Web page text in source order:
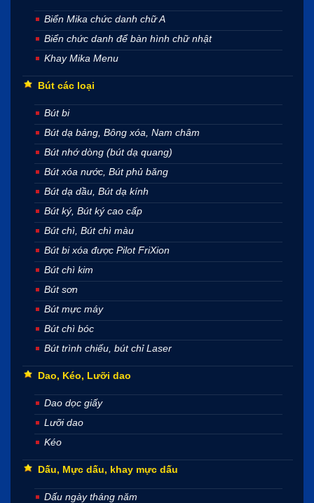
Biển Mika chức danh chữ A
Biển chức danh để bàn hình chữ nhật
Khay Mika Menu
Bút các loại
Bút bi
Bút dạ bảng, Bông xóa, Nam châm
Bút nhớ dòng (bút dạ quang)
Bút xóa nước, Bút phủ băng
Bút dạ dầu, Bút dạ kính
Bút ký, Bút ký cao cấp
Bút chì, Bút chì màu
Bút bi xóa được Pilot FriXion
Bút chì kim
Bút sơn
Bút mực máy
Bút chì bóc
Bút trình chiếu, bút chỉ Laser
Dao, Kéo, Lưỡi dao
Dao dọc giấy
Lưỡi dao
Kéo
Dấu, Mực dấu, khay mực dấu
Dấu ngày tháng năm